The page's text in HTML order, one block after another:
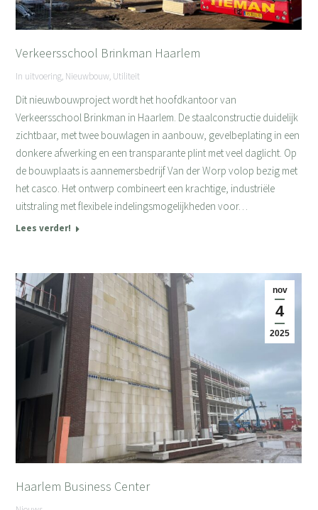
Verkeersschool Brinkman Haarlem
In uitvoering, Nieuwbouw, Utiliteit
Dit nieuwbouwproject wordt het hoofdkantoor van
Verkeersschool Brinkman in Haarlem. De staalconstructie duidelijk
zichtbaar, met twee bouwlagen in aanbouw, gevelbeplating in een
donkere afwerking en een transparante plint met veel daglicht. Op
de bouwplaats is aannemersbedrijf Van der Worp volop bezig met
het casco. Het ontwerp combineert een krachtige, industriële
uitstraling met flexibele indelingsmogelijkheden voor…
Lees verder!
nov
4
2025
Haarlem Business Center